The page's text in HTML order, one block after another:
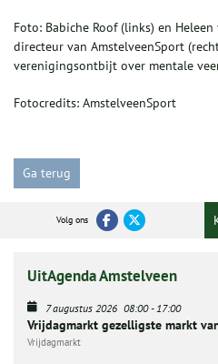
Foto: Babiche Roof (links) en
directeur van AmstelveenSport
verenigingsontbijt over mentale
Fotocredits: AmstelveenSport
Ga terug
Volg ons
UitAgenda Amstelveen
7 augustus 2026 08:00-17:00
Vrijdagmarkt gezelligste markt
Vrijdagmarkt